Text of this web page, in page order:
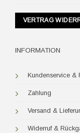
VERTRAG
INFORMATION
Kundenservice &
Zahlung
Versand &
Widerruf &